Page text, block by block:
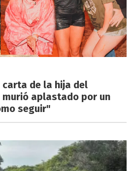
de la hija del
aplastado por un
seguir"